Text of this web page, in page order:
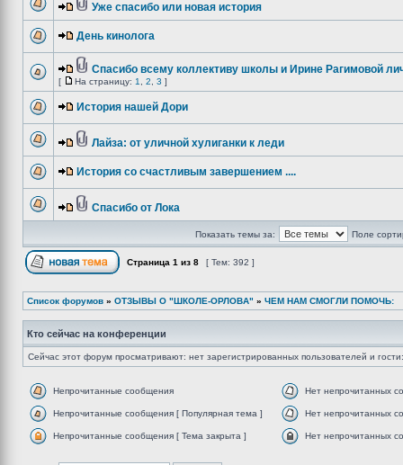
Уже спасибо или новая история
День кинолога
Спасибо всему коллективу школы и Ирине Рагимовой
[ На страницу: 1 2 3 ]
История нашей Дори
Лайза: от уличной хулиганки к леди
История со счастливым завершением ....
Спасибо от Лока
Показать темы за: Поле
Страница 1 из 8 [ Тем: 392 ]
Список форумов » ОТЗЫВЫ О "ШКОЛЕ-ОРЛОВА" » ЧЕМ НАМ СМОГЛИ ПОМОЧЬ:
Кто сейчас на конференции
Сейчас этот форум просматривают: нет зарегистрированных пользователей и
Непрочитанные сообщения Нет непрочитанных
Непрочитанные сообщения [ Популярная тема ] Нет непрочитанных
Непрочитанные сообщения [ Тема закрыта ] Нет непрочитанных